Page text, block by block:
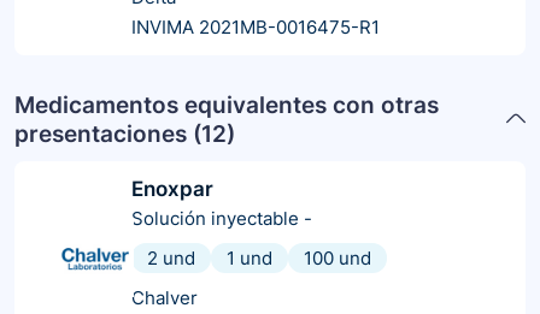
INVIMA 2021MB-0016475-R1
Medicamentos equivalentes con otras
presentaciones (12)
Enoxpar
Solución inyectable -
2 und
1 und
100 und
Chalver